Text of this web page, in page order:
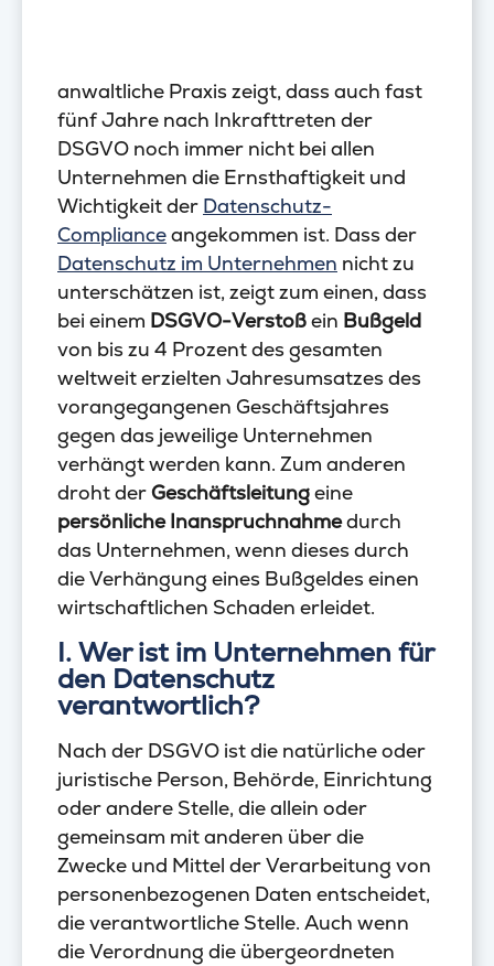
anwaltliche Praxis zeigt, dass auch fast
fünf Jahre nach Inkrafttreten der
DSGVO noch immer nicht bei allen
Unternehmen die Ernsthaftigkeit und
Wichtigkeit der Datenschutz-
Complianceangekommen ist. Dass der
Datenschutz im Unternehmen nicht zu
unterschätzen ist, zeigt zum einen, dass
bei einem DSGVO-Verstoßein Bußgeld
von bis zu 4 Prozent des gesamten
weltweit erzielten Jahresumsatzes des
vorangegangenen Geschäftsjahres
gegen das jeweilige Unternehmen
verhängt werden kann. Zum anderen
droht derGeschäftsleitungeine
persönliche Inanspruchnahmedurch
das Unternehmen, wenn dieses durch
die Verhängung eines Bußgeldes einen
wirtschaftlichen Schaden erleidet.
I. Wer ist im Unternehmen für
den Datenschutz
verantwortlich?
Nach der DSGVO ist die natürliche oder
juristische Person, Behörde, Einrichtung
oder andere Stelle, die allein oder
gemeinsam mit anderen über die
Zwecke und Mittel der Verarbeitung von
personenbezogenen Daten entscheidet,
die verantwortliche Stelle. Auch wenn
die Verordnung die übergeordneten